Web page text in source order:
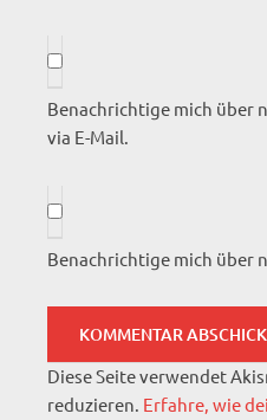
Benachrichtige mich über
via E-Mail.
Benachrichtige mich über
Diese Seite verwendet
reduzieren. Erfahre, wie